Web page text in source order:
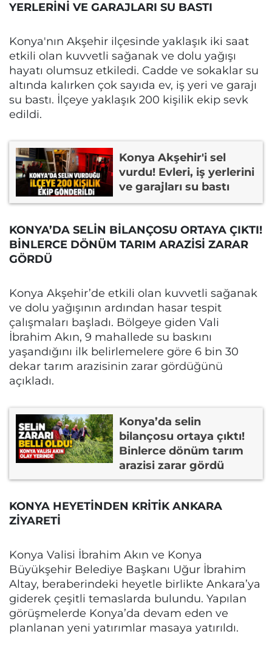
YERLERİNİ VE GARAJLARI SU BASTI
Konya'nın Akşehir ilçesinde yaklaşık iki saat
etkili olan kuvvetli sağanak ve dolu yağışı
hayatı olumsuz etkiledi. Cadde ve sokaklar su
altında kalırken çok sayıda ev, iş yeri ve garajı
su bastı. İlçeye yaklaşık 200 kişilik ekip sevk
edildi.
Konya Akşehir'i sel
vurdu! Evleri, iş yerlerini
ve garajları su bastı
KONYA’DA SELİN BİLANÇOSU ORTAYA ÇIKTI!
BİNLERCE DÖNÜM TARIM ARAZİSİ ZARAR
GÖRDÜ
Konya Akşehir’de etkili olan kuvvetli sağanak
ve dolu yağışının ardından hasar tespit
çalışmaları başladı. Bölgeye giden Vali
İbrahim Akın, 9 mahallede su baskını
yaşandığını ilk belirlemelere göre 6 bin 30
dekar tarım arazisinin zarar gördüğünü
açıkladı.
Konya’da selin
bilançosu ortaya çıktı!
Binlerce dönüm tarım
arazisi zarar gördü
KONYA HEYETİNDEN KRİTİK ANKARA
ZİYARETİ
Konya Valisi İbrahim Akın ve Konya
Büyükşehir Belediye Başkanı Uğur İbrahim
Altay, beraberindeki heyetle birlikte Ankara’ya
giderek çeşitli temaslarda bulundu. Yapılan
görüşmelerde Konya’da devam eden ve
planlanan yeni yatırımlar masaya yatırıldı.